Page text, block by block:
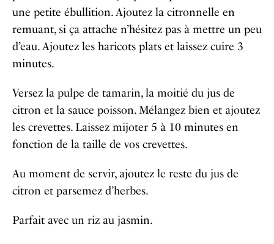
une petite ébullition. Ajoutez la citronnelle en
remuant, si ça attache n’hésitez pas à mettre un peu
d’eau. Ajoutez les haricots plats et laissez cuire 3
minutes.
Versez la pulpe de tamarin, la moitié du jus de
citron et la sauce poisson. Mélangez bien et ajoutez
les crevettes. Laissez mijoter 5 à 10 minutes en
fonction de la taille de vos crevettes.
Au moment de servir, ajoutez le reste du jus de
citron et parsemez d’herbes.
Parfait avec un riz au jasmin.